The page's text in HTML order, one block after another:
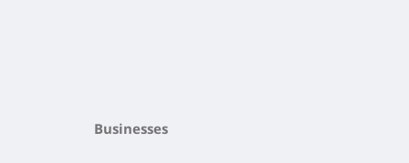
Businesses